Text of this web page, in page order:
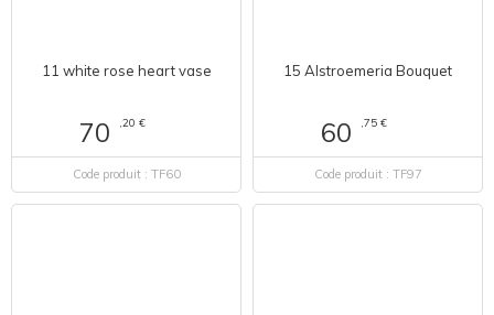
11 white rose heart vase
70 ,20 €
Code produit : TF60
15 Alstroemeria Bouquet
60 ,75 €
Code produit : TF97